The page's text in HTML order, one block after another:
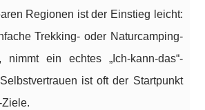
Regionen ist der Einstieg leicht:
Trekking- oder Naturcamping-
nimmt ein echtes „Ich-kann-das“-
ist oft der Startpunkt